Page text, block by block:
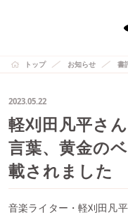
トップ お知らせ 書
2023.05.22
軽刈田凡平さ
言葉、黄金の
載されました
音楽ライター・軽刈田凡